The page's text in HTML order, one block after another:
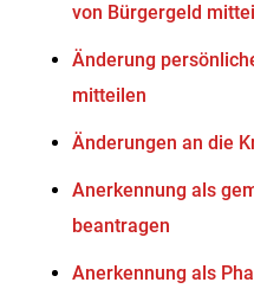
von Bürgergeld
Änderung
mitteilen
Änderungen an die
Anerkennung als
beantragen
Anerkennung als